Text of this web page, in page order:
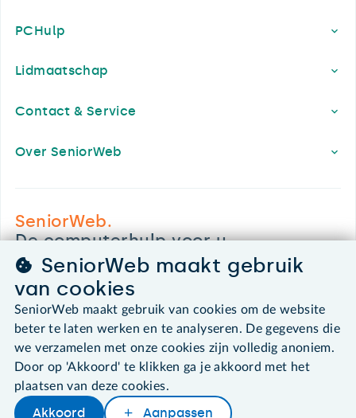
PCHulp
Lidmaatschap
Contact & Service
Over SeniorWeb
SeniorWeb.
De computerhulp voor u.
030 - 276 99 65
leden@seniorweb.nl
©2026 SeniorWeb
Algemene voorwaarden
SeniorWeb maakt gebruik
van cookies
SeniorWeb maakt gebruik van cookies om de website
beter te laten werken en te analyseren. De gegevens die
we verzamelen met onze cookies zijn volledig anoniem.
Door op 'Akkoord' te klikken ga je akkoord met het
plaatsen van deze cookies.
Akkoord Aanpassen